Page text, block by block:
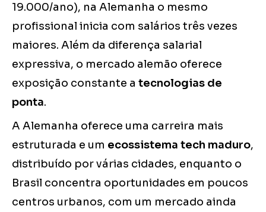
19.000/ano), na Alemanha o mesmo
profissional inicia com salários três vezes
maiores. Além da diferença salarial
expressiva, o mercado alemão oferece
exposição constante a tecnologias de
ponta.
A Alemanha oferece uma carreira mais
estruturada e um ecossistema tech maduro,
distribuído por várias cidades, enquanto o
Brasil concentra oportunidades em poucos
centros urbanos, com um mercado ainda